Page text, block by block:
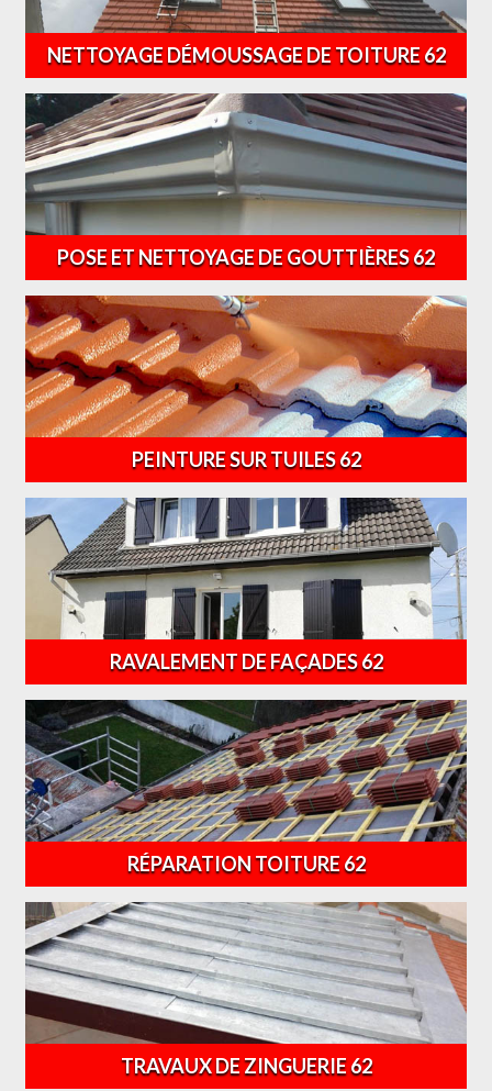
NETTOYAGE DÉMOUSSAGE DE TOITURE 62
POSE ET NETTOYAGE DE GOUTTIÈRES 62
PEINTURE SUR TUILES 62
RAVALEMENT DE FAÇADES 62
RÉPARATION TOITURE 62
TRAVAUX DE ZINGUERIE 62